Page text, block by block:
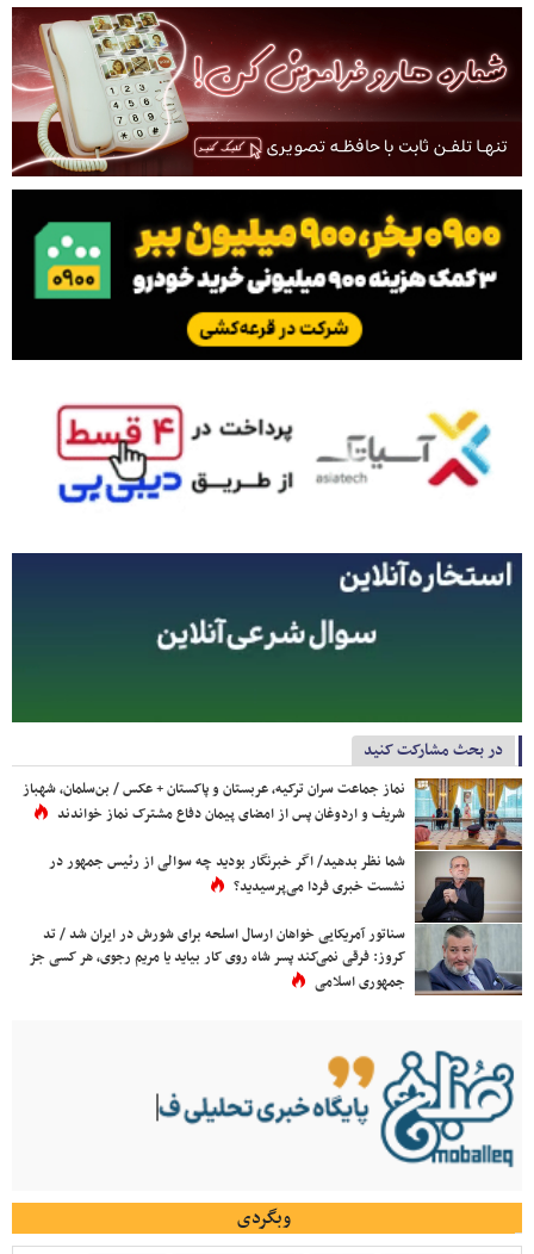
در بحث مشارکت کنید
نماز جماعت سران ترکیه، عربستان و پاکستان + عکس / بن‌سلمان، شهباز
شریف و اردوغان پس از امضای پیمان دفاع مشترک نماز خواندند
شما نظر بدهید/ اگر خبرنگار بودید چه سوالی از رئیس جمهور در
نشست خبری فردا می‌پرسیدید؟
سناتور آمریکایی خواهان ارسال اسلحه برای شورش در ایران شد / تد
کروز: فرقی نمی‌کند پسر شاه روی کار بیاید یا مریم رجوی، هر کسی جز
جمهوری اسلامی
وبگردی